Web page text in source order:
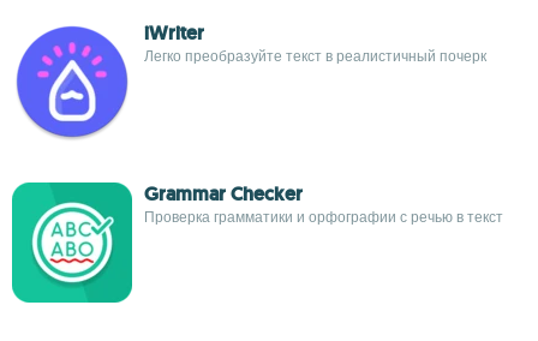
iWriter
Легко преобразуйте текст в реалистичный почерк
Grammar Checker
Проверка грамматики и орфографии с речью в текст